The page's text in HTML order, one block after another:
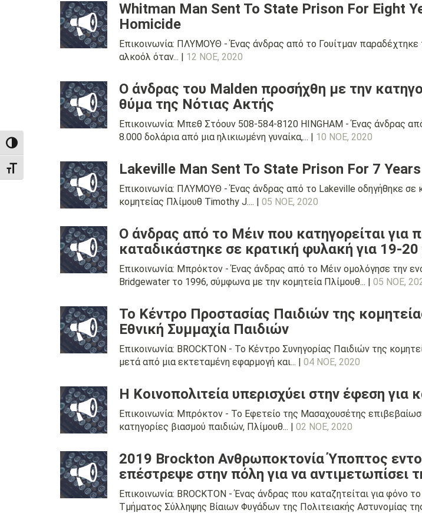
TOGGLE HIGH CONTRAST
TOGGLE FONT SIZE
Whitman Man Sent To State Prison For Eight
Homicide
Επικοινωνία: ΠΛΥΜΟΥΘ - Ένας άνδρας από το Γουίτμαν παραδέχτηκε
αλκοόλ όταν... | 12 ΝΟΕ, 2020
Ο άνδρας του Malden προσήχθη με την
θύμα της Νότιας Ακτής
Επικοινωνία: Μπεθ Στόουν 508-584-8120 HINGHAM - Ένας άνδρας
8.000 δολάρια από μια ηλικιωμένη γυναίκα,... | 10 ΝΟΕ, 2020
Lakeville Man Sent To State Prison For 7
Επικοινωνία: ΠΛΥΜΟΥΘ - Ένας άνδρας από το Lakeville οδηγήθηκε σε
κομητείας Πλίμουθ Timothy J.... | 05 ΝΟΕ, 2020
Ο άνδρας από το Μέιν που κατηγορείται
καταδικάστηκε σε κρατική φυλακή για 19-
Επικοινωνία: Μπρόκτον - Ένας άνδρας από το Μέιν ομολόγησε την
Bridgewater το 1996, σύμφωνα με την κομητεία Πλίμουθ... | 05 ΝΟΕ,
Το Κέντρο Προστασίας Παιδιών της
Εθνική Συμμαχία Παιδιών
Επικοινωνία: BROCKTON - Το Κέντρο Συνηγορίας Παιδιών της
μετά από μια εκτεταμένη εφαρμογή και... | 04 ΝΟΕ, 2020
Η Κοινοπολιτεία υπερισχύει στην έφεση για
Επικοινωνία: Μπρόκτον - Το Εφετείο της Μασαχουσέτης
κατηγορίες βιασμού παιδιών, Πλίμουθ... | 02 ΝΟΕ, 2020
2019 Brockton Ανθρωποκτονία Ύποπτος
επέστρεψε στην πόλη για να αντιμετωπίσει
Επικοινωνία: BROCKTON - Ένας άνδρας που καταζητείται για φόνο
Τμήματος Σύλληψης Βίαιων Φυγάδων της Πολιτειακής Αστυνομίας